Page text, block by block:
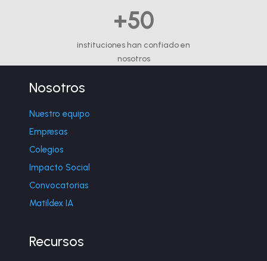
+50
instituciones han confiado en
nosotros
Nosotros
Nuestro equipo
Empresas
Colegios
Impacto Social
Convocatorias
Matildex IA
Recursos